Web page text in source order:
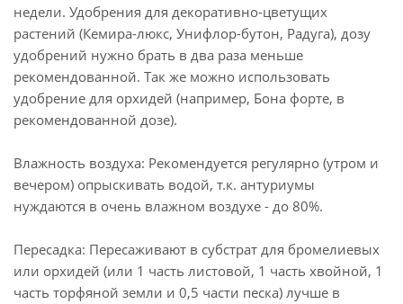
недели. Удобрения для декоративно-цветущих
растений (Кемира-люкс, Унифлор-бутон, Радуга), дозу
удобрений нужно брать в два раза меньше
рекомендованной. Так же можно использовать
удобрение для орхидей (например, Бона форте, в
рекомендованной дозе).
Влажность воздуха: Рекомендуется регулярно (утром и
вечером) опрыскивать водой, т.к. антуриумы
нуждаются в очень влажном воздухе - до 80%.
Пересадка: Пересаживают в субстрат для бромелиевых
или орхидей (или 1 часть листовой, 1 часть хвойной, 1
часть торфяной земли и 0,5 части песка) лучше в